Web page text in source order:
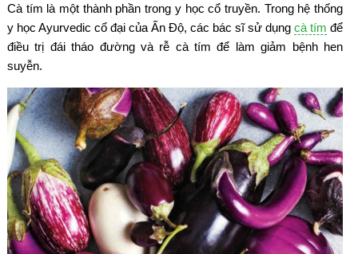
Cà tím là một thành phần trong y học cổ truyền. Trong hệ thống
y học Ayurvedic cổ đại của Ấn Độ, các bác sĩ sử dụng cà tím để
điều trị đái tháo đường và rễ cà tím để làm giảm bệnh hen
suyễn.